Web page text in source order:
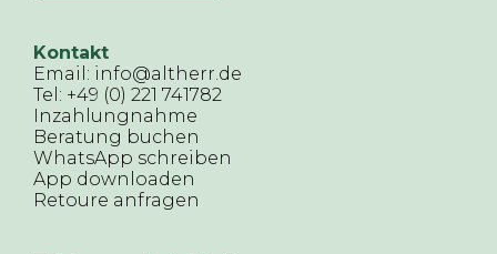
Kontakt
Email: info@altherr.de
Tel: +49 (0) 221 741782
Inzahlungnahme
Beratung buchen
WhatsApp schreiben
App downloaden
Retoure anfragen